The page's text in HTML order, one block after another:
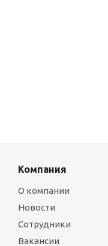
Компания
О компании
Новости
Сотрудники
Вакансии